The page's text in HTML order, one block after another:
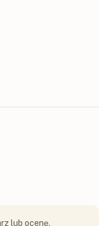
lub ocenę.